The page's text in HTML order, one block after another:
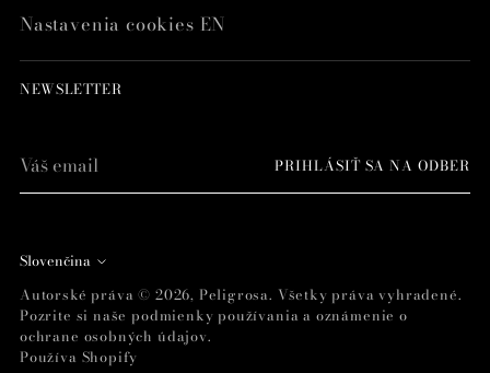
Nastavenia cookies EN
NEWSLETTER
email
PRIHLÁSIŤ SA NA ODBER
Jazyk
Slovenčina
Autorské práva © 2026, Peligrosa. Všetky práva vyhradené.
Pozrite si naše podmienky používania a oznámenie o
ochrane osobných údajov.
Používa Shopify